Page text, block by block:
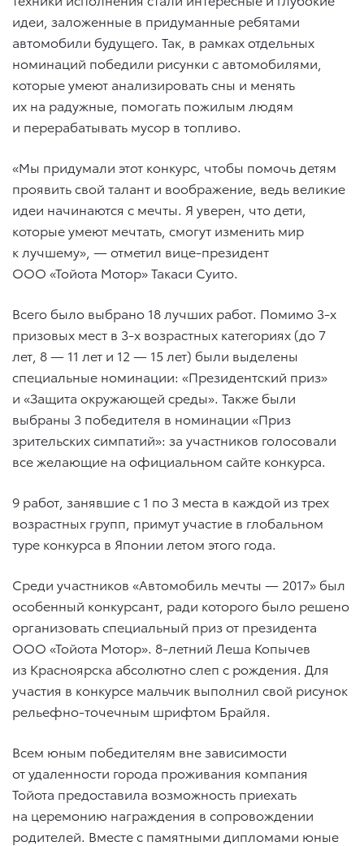
идеи, заложенные в придуманные ребятами
автомобили будущего. Так, в рамках отдельных
номинаций победили рисунки с автомобилями,
которые умеют анализировать сны и менять
их на радужные, помогать пожилым людям
и перерабатывать мусор в топливо.
«Мы придумали этот конкурс, чтобы помочь детям
проявить свой талант и воображение, ведь великие
идеи начинаются с мечты. Я уверен, что дети,
которые умеют мечтать, смогут изменить мир
к лучшему», — отметил вице-президент
ООО «Тойота Мотор» Такаси Суито.
Всего было выбрано 18 лучших работ. Помимо 3-х
призовых мест в 3-х возрастных категориях (до 7
лет, 8 — 11 лет и 12 — 15 лет) были выделены
специальные номинации: «Президентский приз»
и «Защита окружающей среды». Также были
выбраны 3 победителя в номинации «Приз
зрительских симпатий»: за участников голосовали
все желающие на официальном сайте конкурса.
9 работ, занявшие с 1 по 3 места в каждой из трех
возрастных групп, примут участие в глобальном
туре конкурса в Японии летом этого года.
Среди участников «Автомобиль мечты — 2017» был
особенный конкурсант, ради которого было решено
организовать специальный приз от президента
ООО «Тойота Мотор». 8-летний Леша Копычев
из Красноярска абсолютно слеп с рождения. Для
участия в конкурсе мальчик выполнил свой рисунок
рельефно-точечным шрифтом Брайля.
Всем юным победителям вне зависимости
от удаленности города проживания компания
Тойота предоставила возможность приехать
на церемонию награждения в сопровождении
родителей. Вместе с памятными дипломами юные